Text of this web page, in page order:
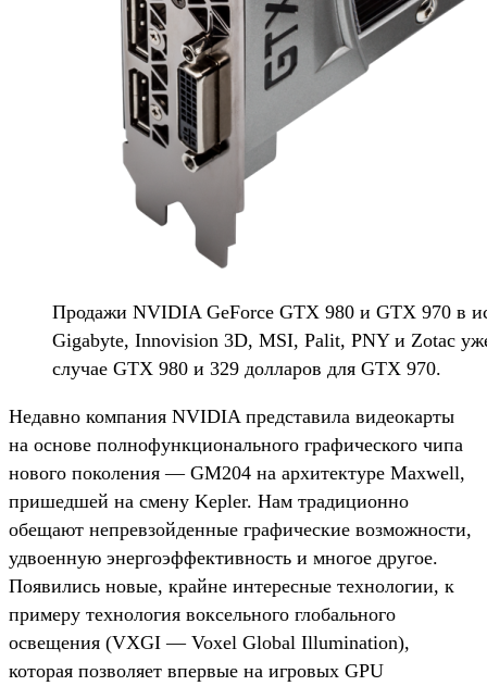
Продажи NVIDIA GeForce GTX 980 и GTX 970 в
Gigabyte, Innovision 3D, MSI, Palit, PNY и Zotac
случае GTX 980 и 329 долларов для GTX 970.
Недавно компания NVIDIA представила видеокарты
на основе полнофункционального графического чипа
нового поколения — GM204 на архитектуре Maxwell,
пришедшей на смену Kepler. Нам традиционно
обещают непревзойденные графические возможности,
удвоенную энергоэффективность и многое другое.
Появились новые, крайне интересные технологии, к
примеру технология воксельного глобального
освещения (VXGI — Voxel Global Illumination),
которая позволяет впервые на игровых GPU